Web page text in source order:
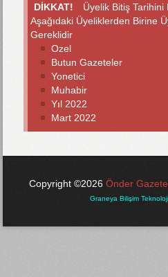
DİKKAT!
Üyelik Bitiş Tarihini
Aşağıdaki Üyeliklerden Birine
Gereklidir
Ozel
Butun Gazeteler
Yonetici
Muhabir
Yıl 2022
Mart 2022
Copyright ©2026 Önder
Graneya Bilişim